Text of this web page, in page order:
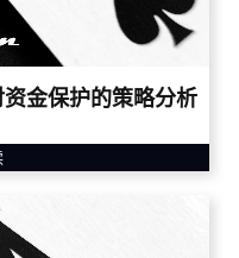
资金保护的策略分析